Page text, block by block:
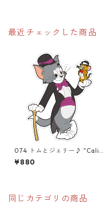
最近チェックした商品
074 トムとジェリー♪ "Calif
ornia Market Center" アメ
リカンステッカー スーツケ
¥880
同じカテゴリの商品